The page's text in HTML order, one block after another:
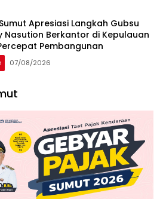
Sumut Apresiasi Langkah Gubsu
Nasution Berkantor di Kepulauan
Pembangunan
07/08/2026